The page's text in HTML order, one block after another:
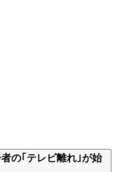
の｢テレビ離れ｣が始